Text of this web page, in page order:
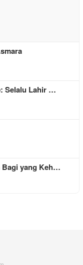
Selalu Lahir …
Bagi yang Keh…